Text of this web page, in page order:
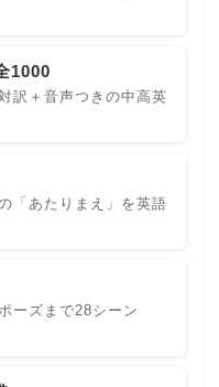
1000
訳＋音声つきの中高英
「あたりまえ」を英語
ーズまで28シーン